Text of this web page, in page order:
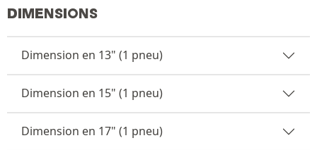
DIMENSIONS
Dimension en 13" (1 pneu)
Dimension en 15" (1 pneu)
Dimension en 17" (1 pneu)